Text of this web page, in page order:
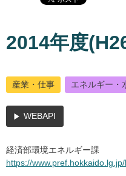
2014年度
産業・仕事 エネルギー・
WEBAPI
経済部環境エネルギー課
https://